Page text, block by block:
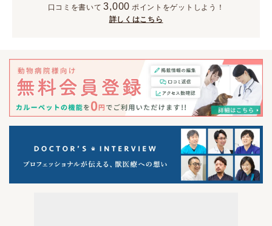
口コミを書いて 3,000 ポイント をゲットしよう！
詳しくはこちら